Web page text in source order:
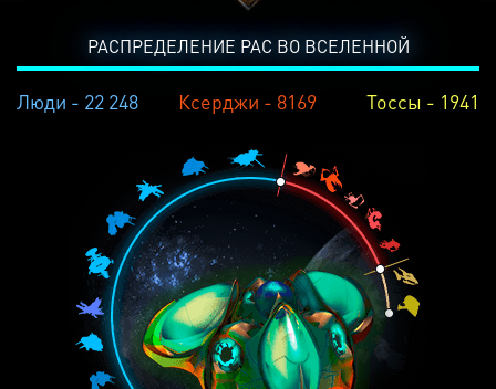
РАСПРЕДЕЛЕНИЕ РАС ВО ВСЕЛЕННОЙ
Люди - 22 248 Ксерджи - 8169 Тоссы - 1941